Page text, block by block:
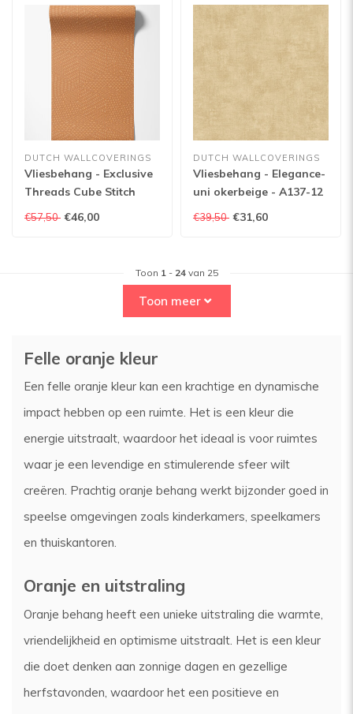
DUTCH WALLCOVERINGS
Vliesbehang - Exclusive
Threads Cube Stitch
Orang - TP422957
€57,50 €46,00
DUTCH WALLCOVERINGS
Vliesbehang - Elegance-
uni okerbeige - A137-12
€39,50 €31,60
Toon 1- 24van 25
Toon meer
Felle oranje kleur
Een felle oranje kleur kan een krachtige en dynamische
impact hebben op een ruimte. Het is een kleur die
energie uitstraalt, waardoor het ideaal is voor ruimtes
waar je een levendige en stimulerende sfeer wilt
creëren. Prachtig oranje behang werkt bijzonder goed in
speelse omgevingen zoals kinderkamers, speelkamers
en thuiskantoren.
Oranje en uitstraling
Oranje behang heeft een unieke uitstraling die warmte,
vriendelijkheid en optimisme uitstraalt. Het is een kleur
die doet denken aan zonnige dagen en gezellige
herfstavonden, waardoor het een positieve en